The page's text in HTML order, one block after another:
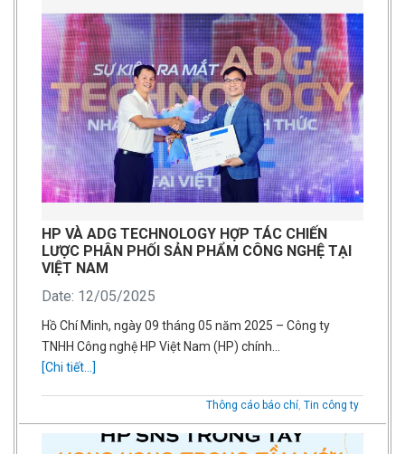
HP VÀ ADG TECHNOLOGY HỢP TÁC CHIẾN
LƯỢC PHÂN PHỐI SẢN PHẨM CÔNG NGHỆ TẠI
VIỆT NAM
Date: 12/05/2025
Hồ Chí Minh, ngày 09 tháng 05 năm 2025 – Công ty
TNHH Công nghệ HP Việt Nam (HP) chính…
[Chi tiết...]
Thông cáo báo chí, Tin công ty